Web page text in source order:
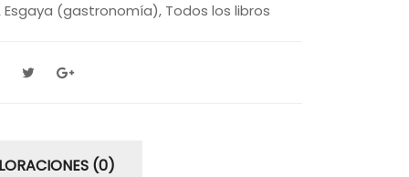
Esgaya (gastronomía), Todos los libros
(0)